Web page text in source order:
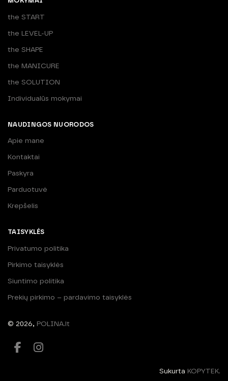
the START
the LEVEL-UP
the SHAPE
the MANICURE
the SOLUTION
Individualūs mokymai
NAUDINGOS NUORODOS
Apie mane
Kontaktai
Paskyra
Parduotuvė
Krepšelis
TAISYKLĖS
Privatumo politika
Pirkimo taisyklės
Siuntimo politika
Prekių pirkimo – pardavimo taisyklės
© 2026, POLINA.lt
Sukurta KOPYTEK.